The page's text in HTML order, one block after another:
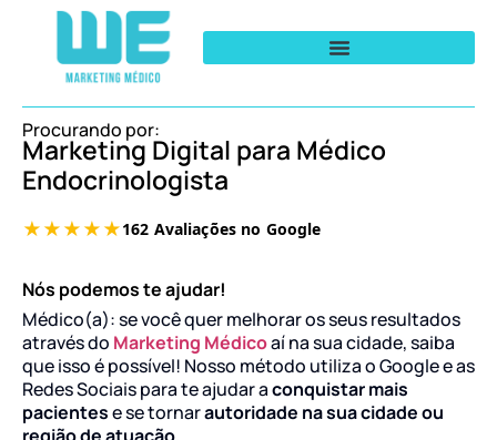
Procurando por:
Marketing Digital para Médico
Endocrinologista
Nós podemos te ajudar!
Médico(a): se você quer melhorar os seus resultados
através do Marketing Médicoaí na sua cidade, saiba
que isso é possível! Nosso método utiliza o Google e as
Redes Sociais para te ajudar aconquistar mais
pacientese se tornarautoridade na sua cidade ou